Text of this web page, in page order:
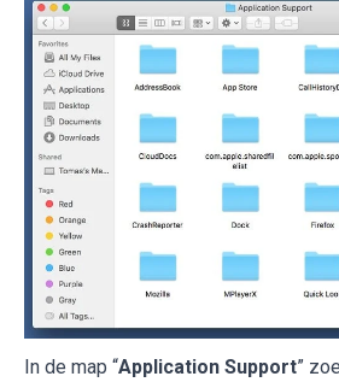
In de map “Application Support”